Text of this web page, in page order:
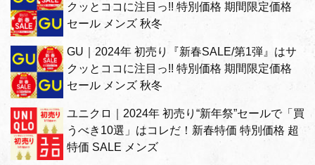
クッとココに注目っ!! 特別価格 期間限定価格
セール メンズ 秋冬
GU｜2024年 初売り『新春SALE/第1弾』はサ
クッとココに注目っ!! 特別価格 期間限定価格
セール メンズ 秋冬
ユニクロ｜2024年 初売り“新年祭”セールで「買
うべき10選」はコレだ！新春特価 特別価格 超
特価 SALE メンズ